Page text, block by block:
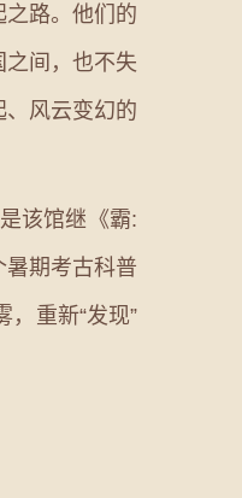
路。他们的
间，也不失
、风云变幻的
该馆继《霸:
期考古科普
重新“发现”